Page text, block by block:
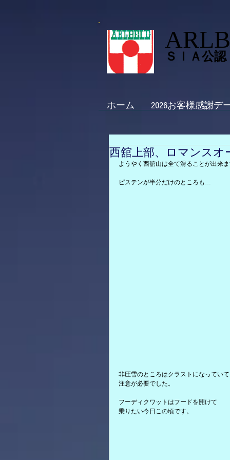
ＳＩＡ公
ホーム 2026お客様感謝デ
西舘上部、ロマンス
ようやく西舘山は全て滑ることが出来
ピステンが半分だけのところも…
非圧雪のところはクラストになっていて
注意が必要でした。
フーディクワットはフードを開けて
乗りたい今日この頃です。